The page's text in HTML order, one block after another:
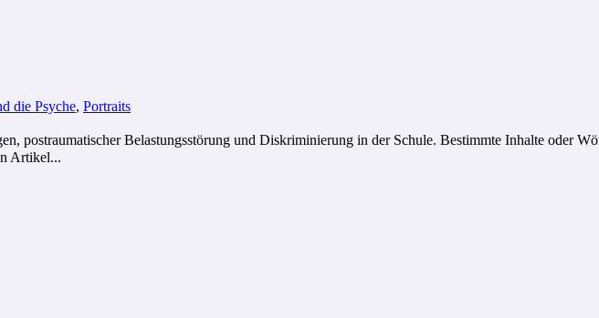
die Psyche, Portraits
postraumatischer Belastungsstörung und Diskriminierung in der Schule. Bestimmte Inhalte oder
Artikel...